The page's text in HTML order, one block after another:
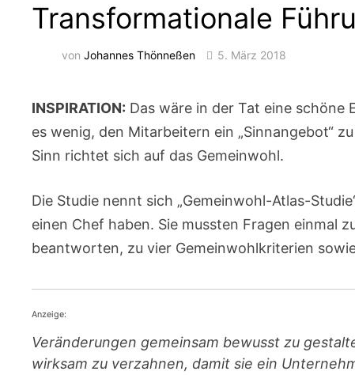
Transformationale
vonJohannes Thönneßen 5. März 2018
INSPIRATION: Das wäre in der Tat eine schöne
es wenig, den Mitarbeitern ein „Sinnangebot“
Sinn richtet sich auf das Gemeinwohl.
Die Studie nennt sich „Gemeinwohl-Atlas-
einen Chef haben. Sie mussten Fragen einmal
beantworten, zu vier Gemeinwohlkriterien
Anzeige:
Veränderungen gemeinsam bewusst zu
wirksam zu verzahnen, damit sie ein